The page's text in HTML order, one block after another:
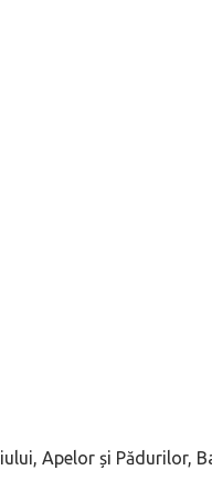
Apelor și Pădurilor,